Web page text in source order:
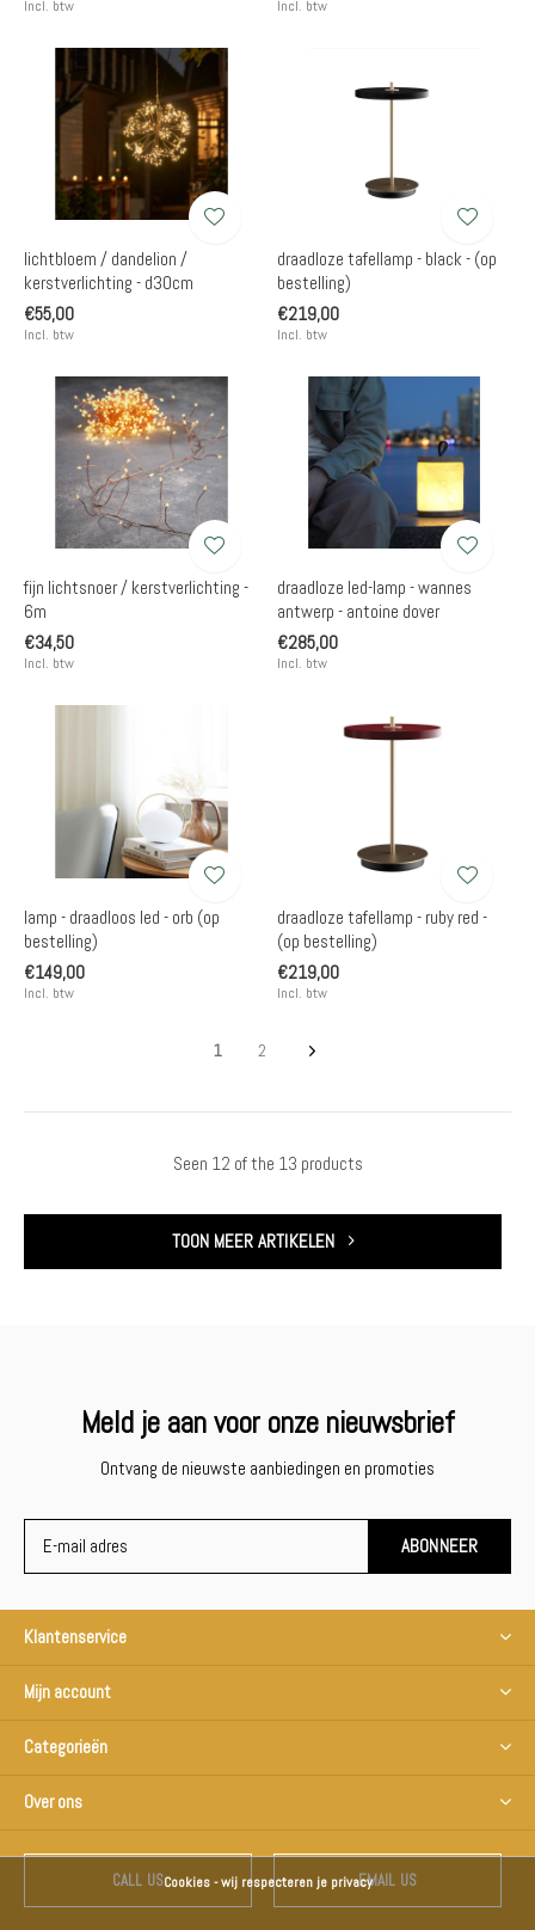
Incl. btw Incl. btw
lichtbloem / dandelion /
kerstverlichting - d30cm
€55,00
Incl. btw
draadloze tafellamp - black - (op
bestelling)
€219,00
Incl. btw
fijn lichtsnoer / kerstverlichting -
6m
€34,50
Incl. btw
draadloze led-lamp - wannes
antwerp - antoine dover
€285,00
Incl. btw
lamp - draadloos led - orb (op
bestelling)
€149,00
Incl. btw
draadloze tafellamp - ruby red -
(op bestelling)
€219,00
Incl. btw
1 2
Seen 12 of the 13 products
TOON MEER ARTIKELEN
Meld je aan voor onze nieuwsbrief
Ontvang de nieuwste aanbiedingen en promoties
ABONNEER
Klantenservice
Mijn account
Categorieën
Over ons
CALL US EMAIL US
Cookies - wij respecteren je privacy